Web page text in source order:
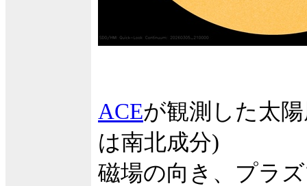
ACEが観測した太
は南北成分)
磁場の向き、プラ